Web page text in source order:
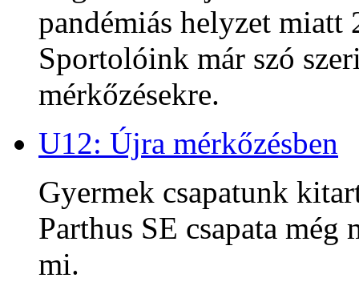
pandémiás helyzet
Sportolóink már szó
mérkőzésekre.
U12: Újra mérkőzésben
Gyermek csapatunk
Parthus SE csapata
mi.